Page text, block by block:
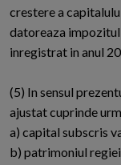
crestere a
datoreaza
inregistrat in anul
(5) In sensul
ajustat cuprinde
a) capital subscris
b) patrimoniul